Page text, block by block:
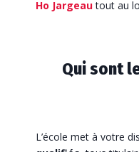
Ho Jargeautout au
Qui sont
L’école met à votre